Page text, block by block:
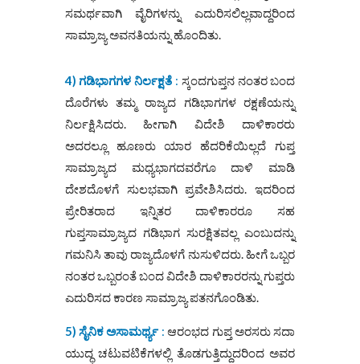
ಸಮರ್ಥವಾಗಿ ವೈರಿಗಳನ್ನು ಎದುರಿಸಲಿಲ್ಲವಾದ್ದರಿಂದ
ಸಾಮ್ರಾಜ್ಯ ಅವನತಿಯನ್ನು ಹೊಂದಿತು.
4) ಗಡಿಭಾಗಗಳ ನಿರ್ಲಕ್ಷತೆ : ಸ್ಕಂದಗುಪ್ತನ ನಂತರ ಬಂದ
ದೊರೆಗಳು ತಮ್ಮ ರಾಜ್ಯದ ಗಡಿಭಾಗಗಳ ರಕ್ಷಣೆಯನ್ನು
ನಿರ್ಲಕ್ಷಿಸಿದರು. ಹೀಗಾಗಿ ವಿದೇಶಿ ದಾಳಿಕಾರರು
ಅದರಲ್ಲೂ ಹೂಣರು ಯಾರ ಹೆದರಿಕೆಯಿಲ್ಲದೆ ಗುಪ್ತ
ಸಾಮ್ರಾಜ್ಯದ ಮಧ್ಯಭಾಗದವರೆಗೂ ದಾಳಿ ಮಾಡಿ
ದೇಶದೊಳಗೆ ಸುಲಭವಾಗಿ ಪ್ರವೇಶಿಸಿದರು. ಇದರಿಂದ
ಪ್ರೇರಿತರಾದ ಇನ್ನಿತರ ದಾಳಿಕಾರರೂ ಸಹ
ಗುಪ್ತಸಾಮ್ರಾಜ್ಯದ ಗಡಿಭಾಗ ಸುರಕ್ಷಿತವಲ್ಲ ಎಂಬುದನ್ನು
ಗಮನಿಸಿ ತಾವು ರಾಜ್ಯದೊಳಗೆ ನುಸುಳಿದರು. ಹೀಗೆ ಒಬ್ಬರ
ನಂತರ ಒಬ್ಬರಂತೆ ಬಂದ ವಿದೇಶಿ ದಾಳಿಕಾರರನ್ನು ಗುಪ್ತರು
ಎದುರಿಸದ ಕಾರಣ ಸಾಮ್ರಾಜ್ಯ ಪತನಗೊಂಡಿತು.
5) ಸೈನಿಕ ಅಸಾಮರ್ಥ್ಯ :ಆರಂಭದ ಗುಪ್ತ ಅರಸರು ಸದಾ
ಯುದ್ಧ ಚಟುವಟಿಕೆಗಳಲ್ಲಿ ತೊಡಗುತ್ತಿದ್ದುದರಿಂದ ಅವರ